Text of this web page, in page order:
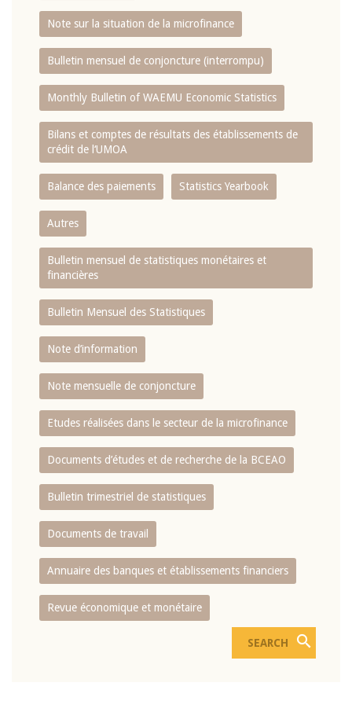
Note sur la situation de la microfinance
Bulletin mensuel de conjoncture (interrompu)
Monthly Bulletin of WAEMU Economic Statistics
Bilans et comptes de résultats des établissements de
crédit de l‘UMOA
Balance des paiements Statistics Yearbook
Autres
Bulletin mensuel de statistiques monétaires et
financières
Bulletin Mensuel des Statistiques
Note d’information
Note mensuelle de conjoncture
Etudes réalisées dans le secteur de la microfinance
Documents d’études et de recherche de la BCEAO
Bulletin trimestriel de statistiques
Documents de travail
Annuaire des banques et établissements financiers
Revue économique et monétaire